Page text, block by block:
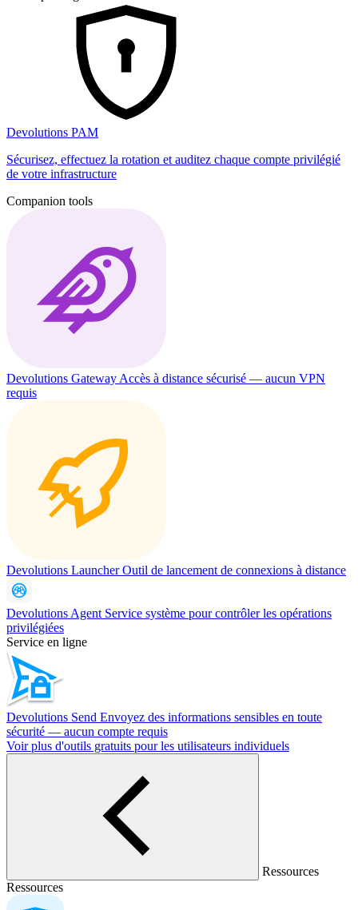
Devolutions PAM
Sécurisez, effectuez la rotation et auditez chaque compte privilégié
de votre infrastructure
Companion tools
Devolutions Gateway Accès à distance sécurisé — aucun VPN
requis
Devolutions LauncherOutil de lancement de connexions à distance
Devolutions Agent Service système pour contrôler les opérations
privilégiées
Service en ligne
Devolutions Send Envoyez des informations sensibles en toute
sécurité — aucun compte requis
Voir plus d'outils gratuits pour les utilisateurs individuels
Ressources
Ressources